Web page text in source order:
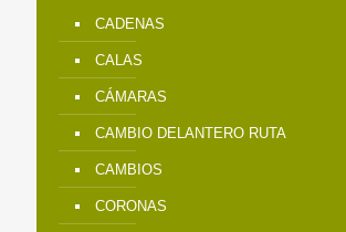
CADENAS
CALAS
CÁMARAS
CAMBIO DELANTERO RUTA
CAMBIOS
CORONAS